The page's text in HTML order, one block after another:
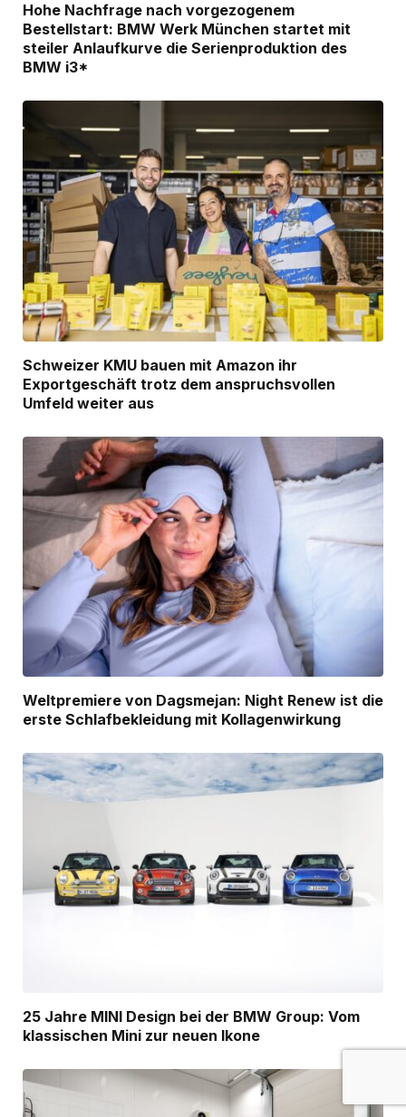
Hohe Nachfrage nach vorgezogenem
Bestellstart: BMW Werk München startet mit
steiler Anlaufkurve die Serienproduktion des
BMW i3*
Schweizer KMU bauen mit Amazon ihr
Exportgeschäft trotz dem anspruchsvollen
Umfeld weiter aus
Weltpremiere von Dagsmejan: Night Renew ist die
erste Schlafbekleidung mit Kollagenwirkung
25 Jahre MINI Design bei der BMW Group: Vom
klassischen Mini zur neuen Ikone